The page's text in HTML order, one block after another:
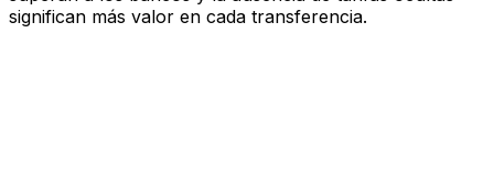
significan más valor en cada transferencia.